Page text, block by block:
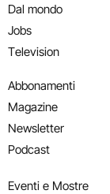
Dal mondo
Jobs
Television
Abbonamenti
Magazine
Newsletter
Podcast
Eventi e Mostre